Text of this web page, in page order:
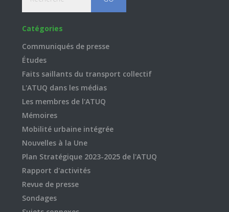
Catégories
Communiqués de presse
Études
Faits saillants du transport collectif
L'ATUQ dans les médias
Les membres de l'ATUQ
Mémoires
Mobilité urbaine intégrée
Nouvelles à la Une
Plan Stratégique 2023-2025 de l'ATUQ
Rapport d'activités
Revue de presse
Sondages